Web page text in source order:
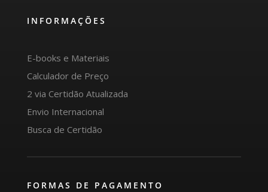
INFORMAÇÕES
E-books e Materiais
Calculador de Preço
2 via Certidão Atualizada
Envio Internacional
Busca de Certidão
FORMAS DE PAGAMENTO